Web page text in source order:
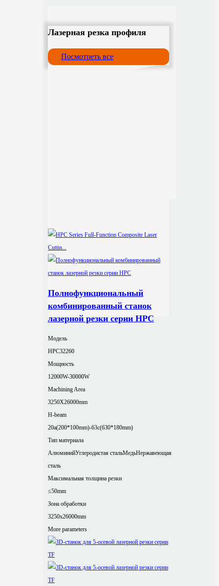
Лазерная резка профиля
Посмотреть все
Полнофункциональный
комбинированный станок
лазерной резки серии HPC
Модель
HPC32260
Мощность
12000W-30000W
Machining Area
3250X26000mm
H-beam
20a(200*100mm)-63c(630*180mm)
Тип материала
АлюминийУглеродистая стальМедьНержавеющая
сталь
Максимальная толщина резки
≤50mm
Зона обработки
3250x26000mm
More parameters